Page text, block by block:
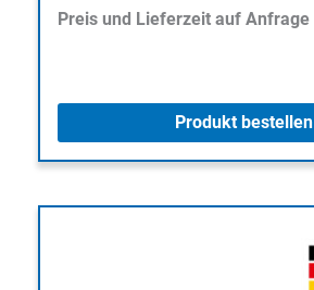
Preis und Lieferzeit auf Anfrage
Produkt bestellen